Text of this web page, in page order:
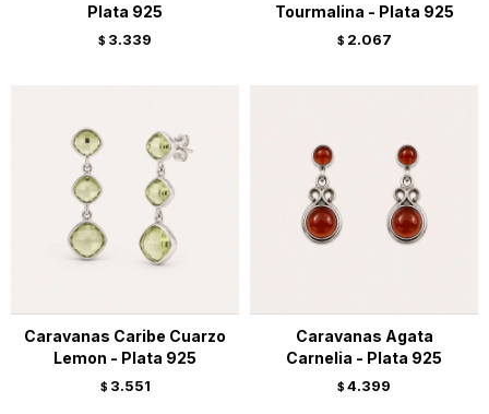
Plata 925
$ 3.339
Tourmalina - Plata 925
$ 2.067
Caravanas Caribe Cuarzo
Lemon - Plata 925
$ 3.551
Caravanas Agata
Carnelia - Plata 925
$ 4.399